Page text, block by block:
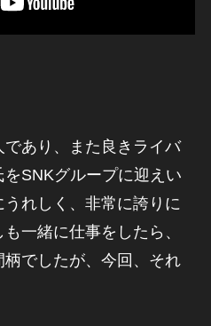
あり、また良きライバ
SNKグループに迎えい
れしく、非常に誇りに
一緒に仕事をしたら、
でしたが、今回、それ